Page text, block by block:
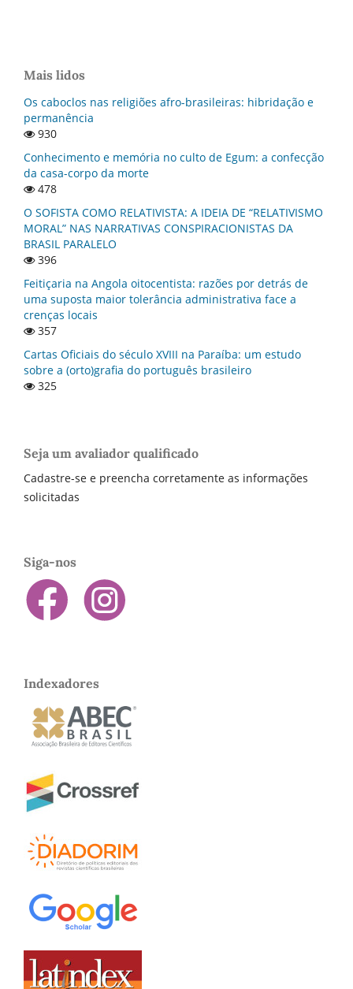
Mais lidos
Os caboclos nas religiões afro-brasileiras: hibridação e
permanência
930
Conhecimento e memória no culto de Egum: a confecção
da casa-corpo da morte
478
O SOFISTA COMO RELATIVISTA: A IDEIA DE “RELATIVISMO
MORAL” NAS NARRATIVAS CONSPIRACIONISTAS DA
BRASIL PARALELO
396
Feitiçaria na Angola oitocentista: razões por detrás de
uma suposta maior tolerância administrativa face a
crenças locais
357
Cartas Oficiais do século XVIII na Paraí­ba: um estudo
sobre a (orto)grafia do português brasileiro
325
Seja um avaliador qualificado
Cadastre-se e preencha corretamente as informações
solicitadas
Siga-nos
Indexadores